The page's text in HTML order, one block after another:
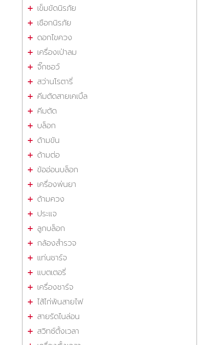
เข็มขัดนิรภัย
เชือกนิรภัย
ดอกไขควง
เครื่องเป่าลม
จิ๊กซอว์
สว่านโรตารี่
คีมตัดสายเคเบิ้ล
คีมตัด
บล็อก
ด้ามขัน
ด้ามต่อ
ข้ออ่อนบล็อก
เครื่องพ่นยา
ด้ามควง
ประแจ
ลูกบล็อก
กล้องสำรวจ
แท่นชาร์จ
แบตเตอรี่
เครื่องชาร์จ
ไส้ไก่พันสายไฟ
สายรัดไนล่อน
สวิทซ์ตั้งเวลา